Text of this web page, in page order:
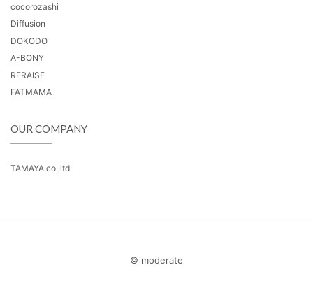
cocorozashi
Diffusion
DOKODO
A-BONY
RERAISE
FATMAMA
OUR COMPANY
TAMAYA co.,ltd.
© moderate